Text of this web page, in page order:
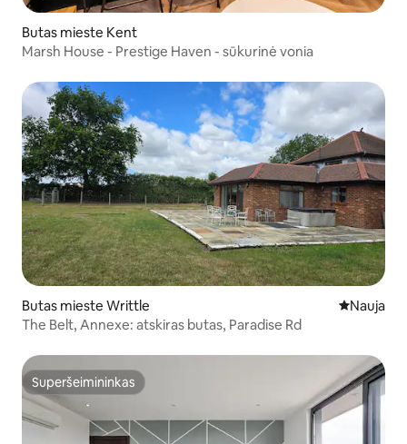
Butas mieste Kent
Marsh House - Prestige Haven - sūkurinė vonia
Butas mieste Writtle Nauja
Nauja
The Belt, Annexe: atskiras butas, Paradise Rd
Superšeimininkas
Superšeimininkas